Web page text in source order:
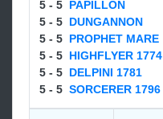
5 - 5 PAPILLON
5 - 5 DUNGANNON
5 - 5 PROPHET MARE
5 - 5 HIGHFLYER 1774
5 - 5 DELPINI 1781
5 - 5 SORCERER 1796